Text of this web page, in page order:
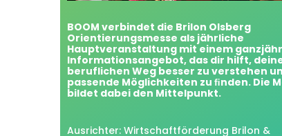
BOOM verbindet die Brilon Olsberg
Orientierungsmesse als jährliche
Hauptveranstaltung mit einem
Informationsangebot, das dir hilft,
beruflichen Weg besser zu verstehen
passende Möglichkeiten zu ﬁnden. Die
bildet dabei den Mittelpunkt.
Ausrichter: Wirtschaftförderung Brilon &